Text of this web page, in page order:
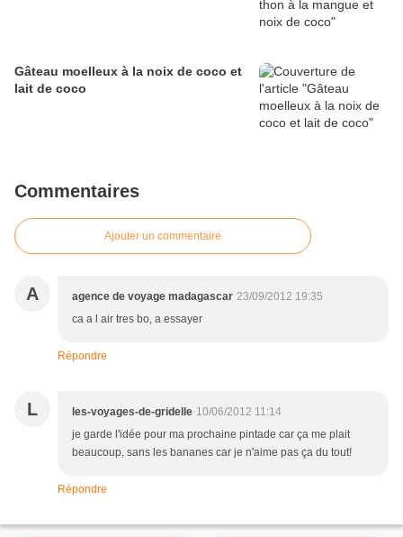
Gâteau moelleux à la noix de coco et
lait de coco
Commentaires
Ajouter un commentaire
A agence de voyage madagascar 23/09/2012 19:35
ca a l air tres bo, a essayer
Répondre
L les-voyages-de-gridelle 10/06/2012 11:14
je garde l'idée pour ma prochaine pintade car ça me plait
beaucoup, sans les bananes car je n'aime pas ça du tout!
Répondre